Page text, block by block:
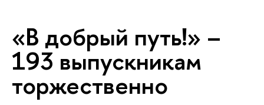
«В добрый путь!» –
193 выпускникам
торжественно